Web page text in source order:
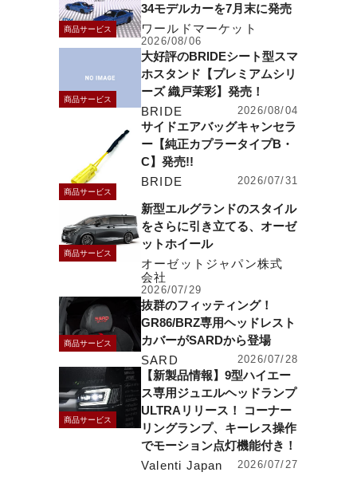
商品サービス
34モデルカーを7月末に発売
ワールドマーケット
2026/08/06
商品サービス
大好評のBRIDEシート型スマ
ホスタンド【プレミアムシリ
ーズ 織戸茉彩】発売！
BRIDE
2026/08/04
商品サービス
サイドエアバッグキャンセラ
ー【純正カプラータイプB・
C】発売!!
BRIDE
2026/07/31
商品サービス
新型エルグランドのスタイル
をさらに引き立てる、オーゼ
ットホイール
オーゼットジャパン株式
会社
2026/07/29
商品サービス
抜群のフィッティング！
GR86/BRZ専用ヘッドレスト
カバーがSARDから登場
SARD
2026/07/28
商品サービス
【新製品情報】9型ハイエー
ス専用ジュエルヘッドランプ
ULTRAリリース！ コーナー
リングランプ、キーレス操作
でモーション点灯機能付き！
Valenti Japan
2026/07/27